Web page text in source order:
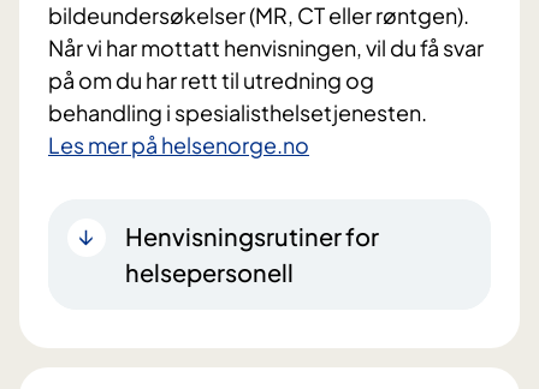
bildeundersøkelser (MR, CT eller røntgen).
Når vi har mottatt henvisningen, vil du få svar
på om du har rett til utredning og
behandling i spesialisthelsetjenesten.
Les mer på helsenorge.no
Henvisningsrutiner for
helsepersonell